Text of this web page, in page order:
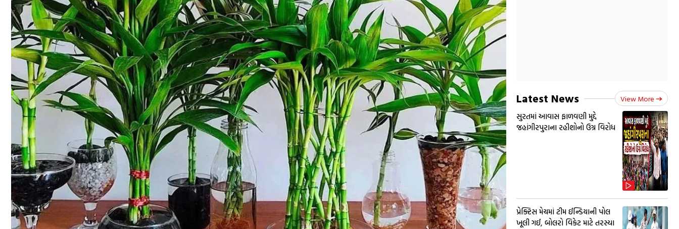
Latest News View More
સુરતમાં આવાસ ફાળવણી મુદ્દે
જહાંગીરપુરાના રહીશોનો ઉગ્ર વિરોધ
પ્રેક્ટિસ મેચમાં ટીમ ઈન્ડિયાની પોલ
ખૂલી ગઈ, બોલરો વિકેટ માટે તરસ્યા